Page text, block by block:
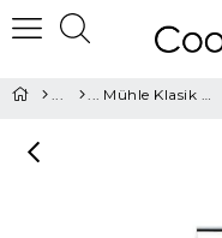
Mühle Klasik Tıraş Makinesi